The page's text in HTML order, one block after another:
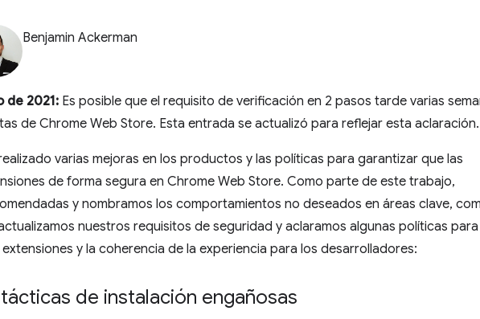
Benjamin Ackerman
de 2021: Es posible que el requisito de verificación en 2 pasos tarde varias
de Chrome Web Store. Esta entrada se actualizó para reflejar esta aclaración.
varias mejoras en los productos y las políticas para garantizar que las
de forma segura en Chrome Web Store. Como parte de este trabajo,
y nombramos los comportamientos no deseados en áreas clave,
nuestros requisitos de seguridad y aclaramos algunas políticas para
y la coherencia de la experiencia para los desarrolladores:
de instalación engañosas